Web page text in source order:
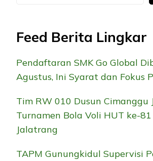
Feed Berita Lingkar
Pendaftaran SMK Go Global
Agustus, Ini Syarat dan Fokus
Tim RW 010 Dusun Cimanggu
Turnamen Bola Voli HUT ke-81
Jalatrang
TAPM Gunungkidul Supervisi